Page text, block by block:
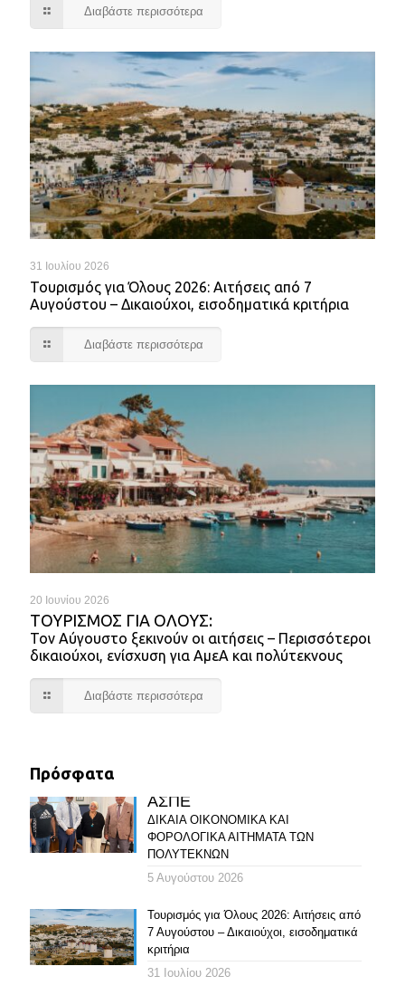
Διαβάστε περισσότερα
31 Ιουλίου 2026
Τουρισμός για Όλους 2026: Αιτήσεις από 7
Αυγούστου – Δικαιούχοι, εισοδηματικά κριτήρια
Διαβάστε περισσότερα
20 Ιουνίου 2026
ΤΟΥΡΙΣΜΌΣ ΓΙΑ ΌΛΟΥΣ:
Τον Αύγουστο ξεκινούν οι αιτήσεις – Περισσότεροι
δικαιούχοι, ενίσχυση για ΑμεΑ και πολύτεκνους
Διαβάστε περισσότερα
Πρόσφατα
ΑΣΠΕ
ΔΙΚΑΙΑ ΟΙΚΟΝΟΜΙΚΑ ΚΑΙ
ΦΟΡΟΛΟΓΙΚΑ ΑΙΤΗΜΑΤΑ ΤΩΝ
ΠΟΛΥΤΕΚΝΩΝ
5 Αυγούστου 2026
Τουρισμός για Όλους 2026: Αιτήσεις από
7 Αυγούστου – Δικαιούχοι, εισοδηματικά
κριτήρια
31 Ιουλίου 2026